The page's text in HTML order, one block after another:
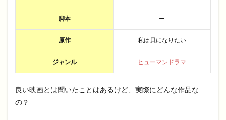
脚本 ー
原作 私は貝になりたい
ジャンル ヒューマンドラマ
良い映画とは聞いたことはあるけど、実際にどんな作品な
の？